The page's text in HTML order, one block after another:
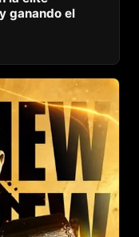
ganando el